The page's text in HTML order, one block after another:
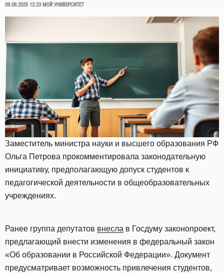
ОПУБЛИКОВАНО
09.06.2025 12:23 МОЙ УНИВЕРСИТЕТ
Заместитель министра науки и высшего образования РФ
Ольга Петрова прокомментировала законодательную
инициативу, предполагающую допуск студентов к
педагогической деятельности в общеобразовательных
учреждениях.
Ранее группа депутатов внесла в Госдуму законопроект,
предлагающий внести изменения в федеральный закон
«Об образовании в Российской Федерации». Документ
предусматривает возможность привлечения студентов,